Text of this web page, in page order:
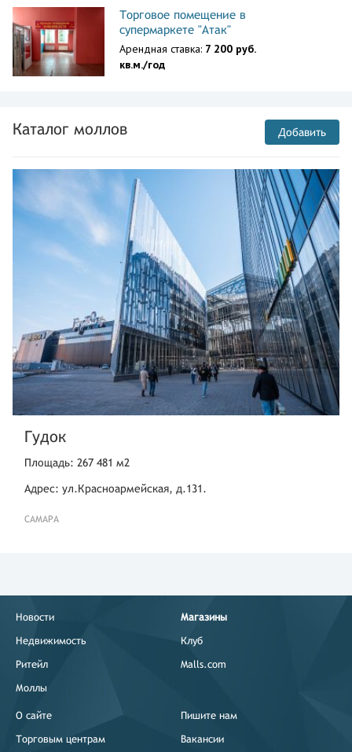
Торговое помещение в
супермаркете "Атак"
Арендная ставка: 7 200 руб.
кв.м./год
Каталог моллов Добавить
Гудок
Площадь: 267 481 м2
Адрес: ул.Красноармейская, д.131.
САМАРА
Новости
Недвижимость
Ритейл
Моллы
Магазины
Клуб
Malls.com
О сайте
Торговым центрам
Пишите нам
Вакансии